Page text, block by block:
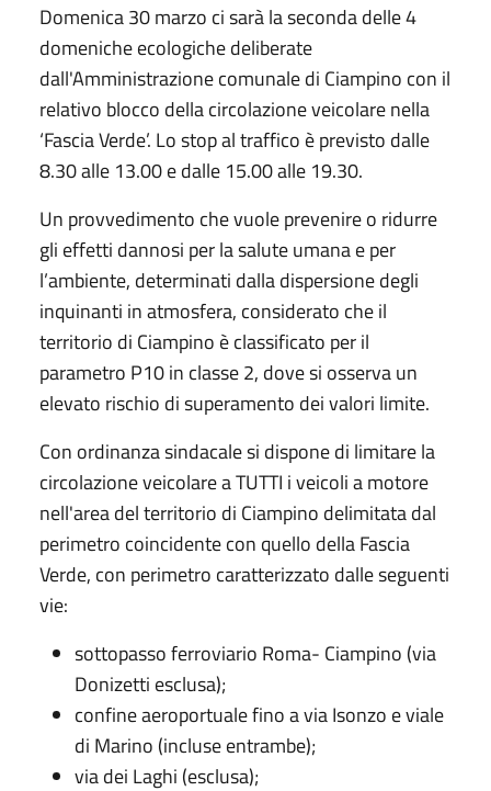
Domenica 30 marzo ci sarà la seconda delle 4
domeniche ecologiche deliberate
dall'Amministrazione comunale di Ciampino con il
relativo blocco della circolazione veicolare nella
‘Fascia Verde’. Lo stop al traffico è previsto dalle
8.30 alle 13.00 e dalle 15.00 alle 19.30.
Un provvedimento che vuole prevenire o ridurre
gli effetti dannosi per la salute umana e per
l’ambiente, determinati dalla dispersione degli
inquinanti in atmosfera, considerato che il
territorio di Ciampino è classificato per il
parametro P10 in classe 2, dove si osserva un
elevato rischio di superamento dei valori limite.
Con ordinanza sindacale si dispone di limitare la
circolazione veicolare a TUTTI i veicoli a motore
nell'area del territorio di Ciampino delimitata dal
perimetro coincidente con quello della Fascia
Verde, con perimetro caratterizzato dalle seguenti
vie:
sottopasso ferroviario Roma- Ciampino (via
Donizetti esclusa);
confine aeroportuale fino a via Isonzo e viale
di Marino (incluse entrambe);
via dei Laghi (esclusa);